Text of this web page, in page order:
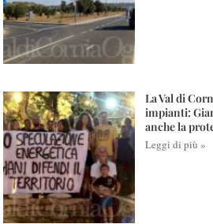
La Val di
impianti:
anche la
Leggi di più »